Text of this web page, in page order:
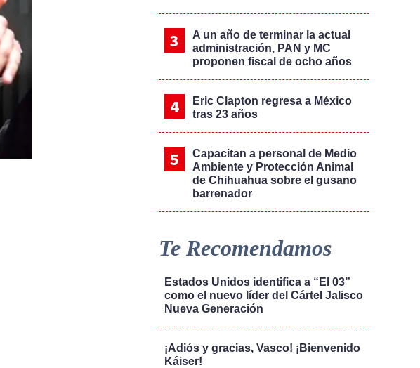
A un año de terminar la actual
administración, PAN y MC
proponen fiscal de ocho años
Eric Clapton regresa a México
tras 23 años
Capacitan a personal de Medio
Ambiente y Protección Animal
de Chihuahua sobre el gusano
barrenador
Te Recomendamos
Estados Unidos identifica a “El 03”
como el nuevo líder del Cártel Jalisco
Nueva Generación
¡Adiós y gracias, Vasco! ¡Bienvenido
Káiser!